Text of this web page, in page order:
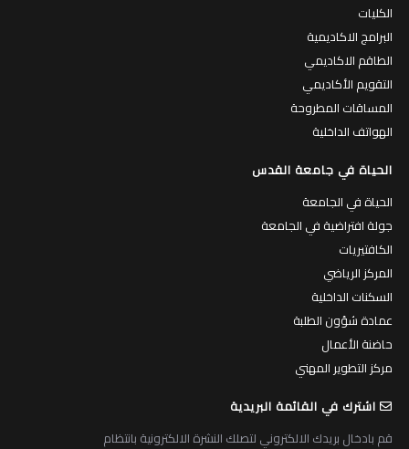
الكليات
البرامج الاكاديمية
الطاقم الاكاديمي
التقويم الأكاديمي
المساقات المطروحة
الهواتف الداخلية
الحياة في جامعة القدس
الحياة في الجامعة
جولة افتراضية في الجامعة
الكافتيريات
المركز الرياضي
السكنات الداخلية
عمادة شؤون الطلبة
حاضنة الأعمال
مركز التطوير المهني
اشترك في القائمة البريدية
قم بادخال بريدك الالكتروني لتصلك النشرة الالكترونية بانتظام